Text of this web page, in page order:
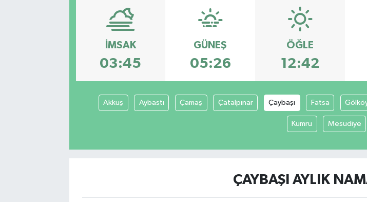
İMSAK
03:45
GÜNEŞ
05:26
ÖĞLE
12:42
Akkuş Aybastı Çamaş Çatalpınar Çaybaşı Fatsa
Kumru Mesudiye
ÇAYBAŞI AYLIK